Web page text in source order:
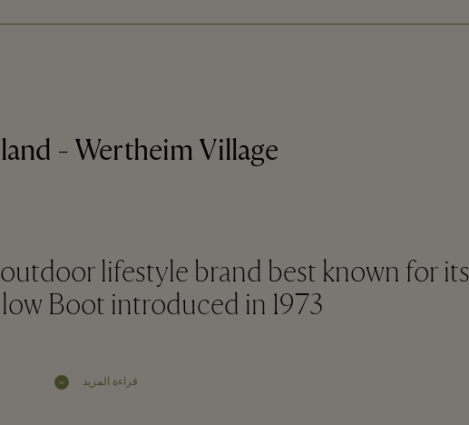
- Wertheim Village
lifestyle brand best known for its
Boot introduced in 1973.
قراءة المزيد